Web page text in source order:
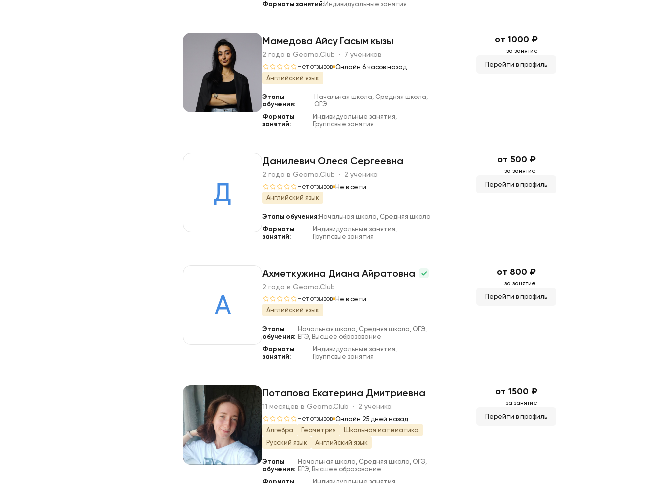
Форматы занятий:Индивидуальные занятия
М
Мамедова Айсу Гасым кызы
2 года в Geoma.Club · 7 учеников
Нет отзывов Онлайн 6 часов назад
Английский язык
Этапы
обучения:
Начальная школа, Средняя школа,
ОГЭ
Форматы
занятий:
Индивидуальные занятия,
Групповые занятия
от 1000 ₽
за занятие
Перейти в профиль
Д
Данилевич Олеся Сергеевна
2 года в Geoma.Club · 2 ученика
Нет отзывов Не в сети
Английский язык
Этапы обучения:Начальная школа, Средняя школа
Форматы
занятий:
Индивидуальные занятия,
Групповые занятия
от 500 ₽
за занятие
Перейти в профиль
А
Ахметкужина Диана Айратовна
2 года в Geoma.Club
Нет отзывов Не в сети
Английский язык
Этапы
обучения:
Начальная школа, Средняя школа, ОГЭ,
ЕГЭ, Высшее образование
Форматы
занятий:
Индивидуальные занятия,
Групповые занятия
от 800 ₽
за занятие
Перейти в профиль
П
Потапова Екатерина Дмитриевна
11 месяцев в Geoma.Club · 2 ученика
Нет отзывов Онлайн 25 дней назад
Алгебра
Геометрия
Школьная математика
Русский язык
Английский язык
Этапы
обучения:
Начальная школа, Средняя школа, ОГЭ,
ЕГЭ, Высшее образование
Форматы
Индивидуальные занятия,
от 1500 ₽
за занятие
Перейти в профиль